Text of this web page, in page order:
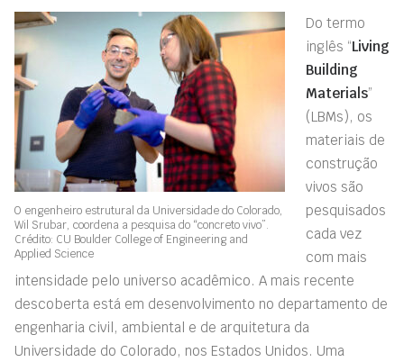
O engenheiro estrutural da Universidade do Colorado,
Wil Srubar, coordena a pesquisa do “concreto vivo”.
Crédito: CU Boulder College of Engineering and
Applied Science
Do termo
inglês “Living
Building
Materials”
(LBMs), os
materiais de
construção
vivos são
pesquisados
cada vez
com mais
intensidade pelo universo acadêmico. A mais recente
descoberta está em desenvolvimento no departamento de
engenharia civil, ambiental e de arquitetura da
Universidade do Colorado, nos Estados Unidos. Uma